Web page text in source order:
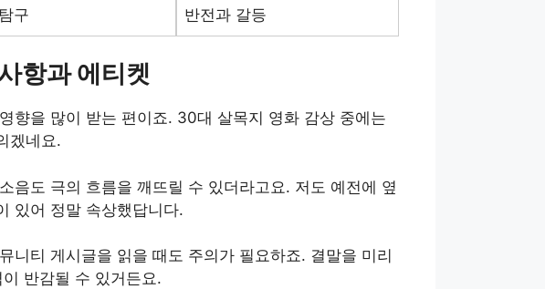
구 반전과 갈등
항과 에티켓
향을 많이 받는 편이죠. 30대 살목지 영화 감상 중에는
겠네요.
음도 극의 흐름을 깨뜨릴 수 있더라고요. 저도 예전에 옆
있어 정말 속상했답니다.
니티 게시글을 읽을 때도 주의가 필요하죠. 결말을 미리
반감될 수 있거든요.